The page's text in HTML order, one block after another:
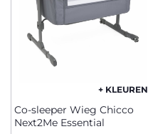
+ KLEUREN
Co-sleeper Wieg Chicco
Next2Me Essential